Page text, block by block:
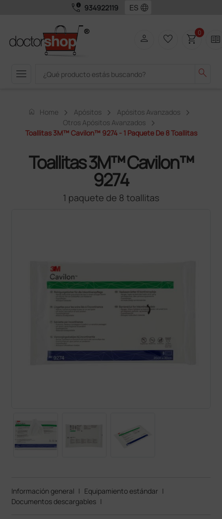
call_quality 934922119 language
menu search
person favorite_border shopping_cart0 two_pager
home Home Apósitos
Apósitos Avanzados
Otros Apósitos Avanzados
Toallitas 3M™ Cavilon™ 9274 - 1 Paquete De 8 Toallitas
Toallitas 3M™ Cavilon™
9274
1 paquete de 8 toallitas
Información general | Equipamiento estándar |
Documentos descargables |